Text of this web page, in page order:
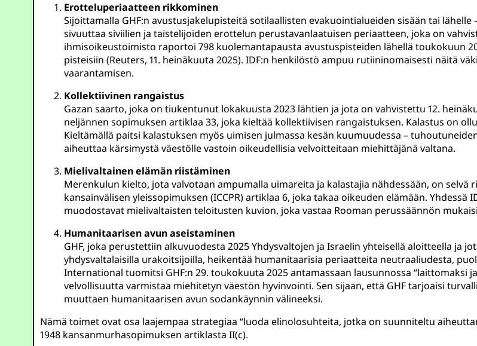
Erotteluperiaatteen rikkominen
Sijoittamalla GHF:n avustusjakelupisteitä sotilaallisten evakuointialueiden sisään tai
sivuuttaa siviilien ja taistelijoiden erottelun perustavanlaatuisen periaatteen, joka on
ihmisoikeustoimisto raportoi 798 kuolemantapausta avustuspisteiden lähellä toukokuun
pisteisiin (Reuters, 11. heinäkuuta 2025). IDF:n henkilöstö ampuu rutiininomaisesti näitä
vaarantamisen.
Kollektiivinen rangaistus
Gazan saarto, joka on tiukentunut lokakuusta 2023 lähtien ja jota on vahvistettu 12.
neljännen sopimuksen artiklaa 33, joka kieltää kollektiivisen rangaistuksen. Kalastus on
Kieltämällä paitsi kalastuksen myös uimisen julmassa kesän kuumuudessa –
aiheuttaa kärsimystä väestölle vastoin oikeudellisia velvoitteitaan miehittäjänä valtana.
Mielivaltainen elämän riistäminen
Merenkulun kielto, jota valvotaan ampumalla uimareita ja kalastajia nähdessään, on
kansainvälisen yleissopimuksen (ICCPR) artiklaa 6, joka takaa oikeuden elämään.
muodostavat mielivaltaisten teloitusten kuvion, joka vastaa Rooman perussäännön
Humanitaarisen avun aseistaminen
GHF, joka perustettiin alkuvuodesta 2025 Yhdysvaltojen ja Israelin yhteisellä aloitteella ja
yhdysvaltalaisilla urakoitsijoilla, heikentää humanitaarisia periaatteita neutraaliudesta,
International tuomitsi GHF:n 29. toukokuuta 2025 antamassaan lausunnossa “laittomaksi
velvollisuutta varmistaa miehitetyn väestön hyvinvointi. Sen sijaan, että GHF tarjoaisi
muuttaen humanitaarisen avun sodankäynnin välineeksi.
Nämä toimet ovat osa laajempaa strategiaa “luoda elinolosuhteita, jotka on suunniteltu
1948 kansanmurhasopimuksen artiklasta II(c).